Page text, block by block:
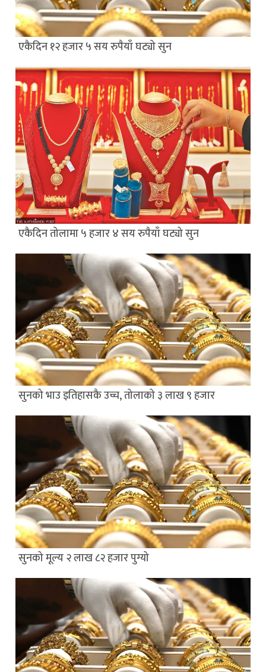
एकैदिन १२ हजार ५ सय रुपैयाँ घट्यो सुन
एकैदिन तोलामा ५ हजार ४ सय रुपैयाँ घट्यो सुन
सुनको भाउ इतिहासकै उच्च, तोलाको ३ लाख ९ हजार
सुनको मूल्य २ लाख ८२ हजार पुग्यो